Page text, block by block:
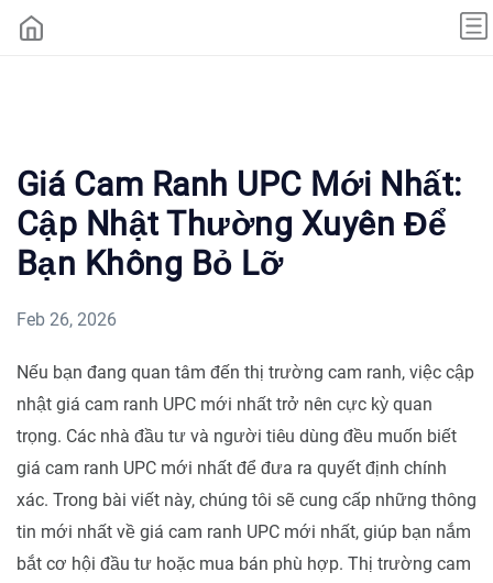
Giá Cam Ranh UPC Mới Nhất:
Cập Nhật Thường Xuyên Để
Bạn Không Bỏ Lỡ
Feb 26, 2026
Nếu bạn đang quan tâm đến thị trường cam ranh, việc cập
nhật giá cam ranh UPC mới nhất trở nên cực kỳ quan
trọng. Các nhà đầu tư và người tiêu dùng đều muốn biết
giá cam ranh UPC mới nhất để đưa ra quyết định chính
xác. Trong bài viết này, chúng tôi sẽ cung cấp những thông
tin mới nhất về giá cam ranh UPC mới nhất, giúp bạn nắm
bắt cơ hội đầu tư hoặc mua bán phù hợp. Thị trường cam